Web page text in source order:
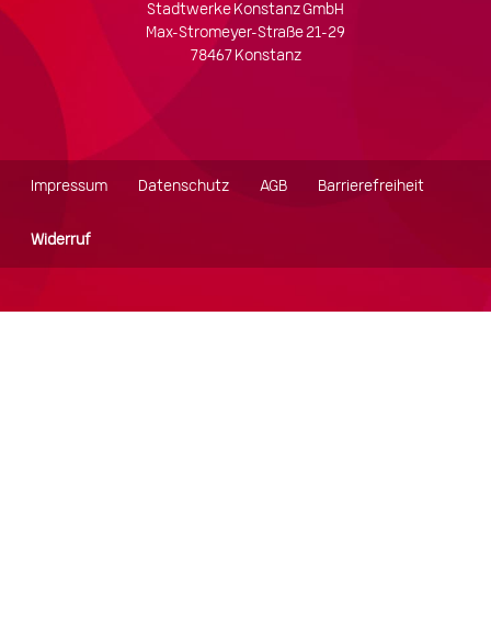
Stadtwerke Konstanz GmbH
Max-Stromeyer-Straße 21-29
78467 Konstanz
Footer
Impressum Datenschutz AGB Barrierefreiheit
Widerruf